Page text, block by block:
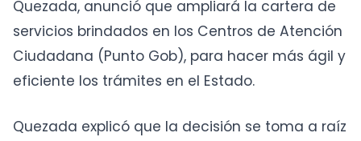
Quezada, anunció que ampliará la cartera de
servicios brindados en los Centros de Atención
Ciudadana (Punto Gob), para hacer más ágil y
eficiente los trámites en el Estado.
Quezada explicó que la decisión se toma a raíz